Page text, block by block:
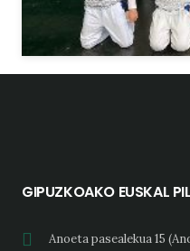
GIPUZKOAKO EUSKAL
Anoeta pasealekua 15